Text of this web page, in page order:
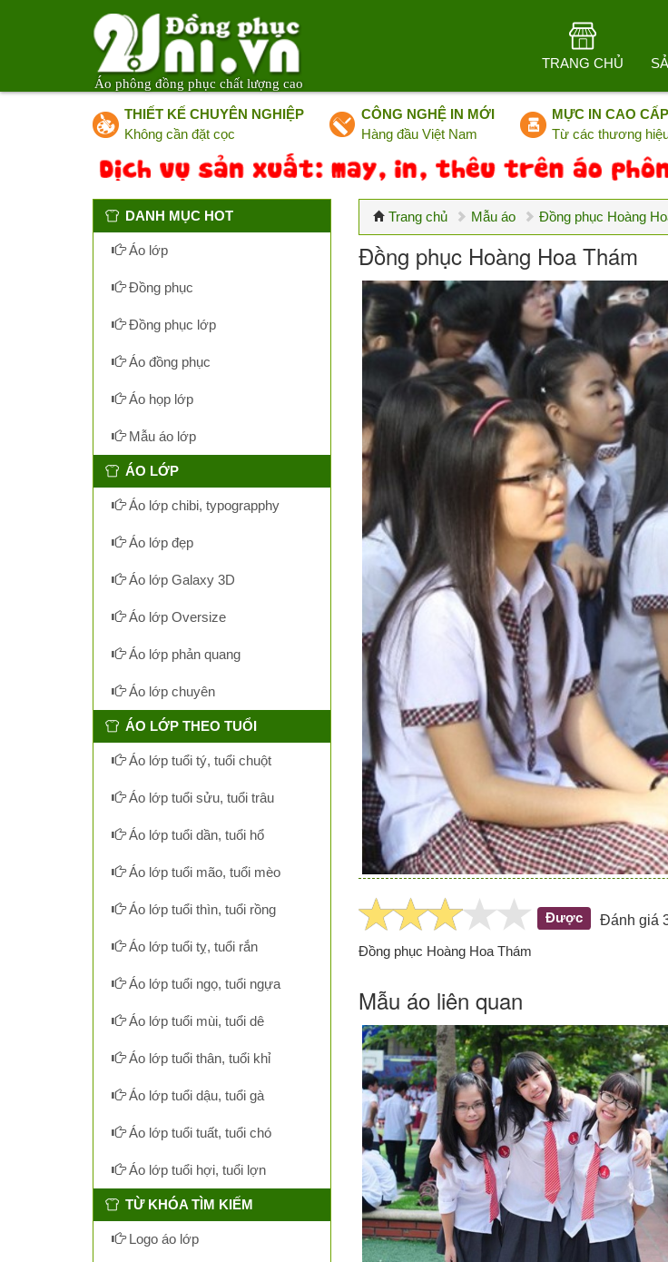
Áo phông đồng phục chất lượng cao
TRANG CHỦ
THIẾT KẾ CHUYÊN NGHIỆP
Không cần đặt cọc
CÔNG NGHỆ IN MỚI
Hàng đầu Việt Nam
MỰC IN CAO CẤP
Từ các thương
Trang chủ Mẫu áo Đồng phục Hoàng
Đồng phục Hoàng Hoa Thám
Được Đánh giá
Đồng phục Hoàng Hoa Thám
Mẫu áo liên quan
DANH MỤC HOT
Áo lớp
Đồng phục
Đồng phục lớp
Áo đồng phục
Áo họp lớp
Mẫu áo lớp
ÁO LỚP
Áo lớp chibi, typograpphy
Áo lớp đẹp
Áo lớp Galaxy 3D
Áo lớp Oversize
Áo lớp phản quang
Áo lớp chuyên
ÁO LỚP THEO TUỔI
Áo lớp tuổi tý, tuổi chuột
Áo lớp tuổi sửu, tuổi trâu
Áo lớp tuổi dần, tuổi hổ
Áo lớp tuổi mão, tuổi mèo
Áo lớp tuổi thìn, tuổi rồng
Áo lớp tuổi tỵ, tuổi rắn
Áo lớp tuổi ngọ, tuổi ngựa
Áo lớp tuổi mùi, tuổi dê
Áo lớp tuổi thân, tuổi khỉ
Áo lớp tuổi dậu, tuổi gà
Áo lớp tuổi tuất, tuổi chó
Áo lớp tuổi hợi, tuổi lợn
TỪ KHÓA TÌM KIẾM
Logo áo lớp